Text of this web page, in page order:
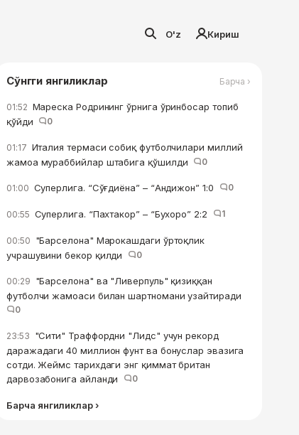
O'z Кириш
Сўнгги янгиликлар Барча ›
01:52 Мареска Родрининг ўрнига ўринбосар топиб
қўйди
0
01:17 Италия термаси собиқ футболчилари миллий
жамоа мураббийлар штабига қўшилди
0
01:00 Суперлига. “Сўғдиёна” – “Андижон” 1:0 0
00:55 Суперлига. “Пахтакор” – “Бухоро” 2:2 1
00:50 "Барселона" Марокашдаги ўртоқлик
учрашувини бекор қилди
0
00:29 "Барселона" ва "Ливерпуль" қизиққан
футболчи жамоаси билан шартномани узайтиради
0
23:53 "Сити" Траффордни "Лидс" учун рекорд
даражадаги 40 миллион фунт ва бонуслар эвазига
сотди. Жеймс тарихдаги энг қиммат британ
дарвозабонига айланди
0
Барча янгиликлар ›